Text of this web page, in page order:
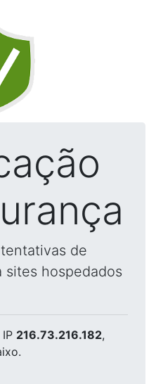
de
sites hospedados
216.73.216.182,